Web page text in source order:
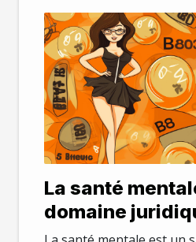
La santé
domaine
stress et le